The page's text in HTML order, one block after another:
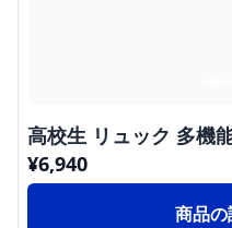
高校生 リュック 多機
¥6,940
商品